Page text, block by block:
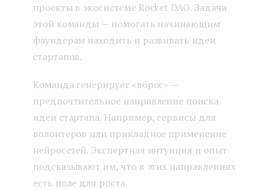
проекты в экосистеме Rocket DAO. Задача
этой команды — помогать начинающим
фаундерам находить и развивать идеи
стартапов.
Команда генерирует «вброс» —
предпочтительное направление поиска
идеи стартапа. Например, сервисы для
волонтеров или прикладное применение
нейросетей. Экспертная интуиция и опыт
подсказывают им, что в этих направлениях
есть поле для роста.